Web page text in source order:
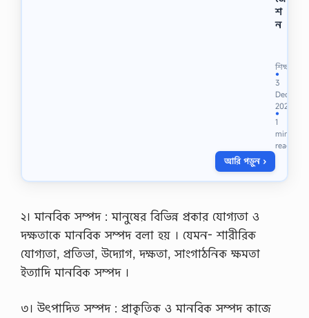
শি
খ
ন
/
বি
ষ
য়
ব
স্তুঃ
…
শ
ন
র্স
২
য়
ব
র্ষে
র
দ
ক্ষি
শিক্ষা
●
3
Dec
2023
●
1
min
read
আরি পড়ুন ›
২। মানবিক সম্পদ : মানুষের বিভিন্ন প্রকার যোগ্যতা ও
দক্ষতাকে মানবিক সম্পদ বলা হয় । যেমন- শারীরিক
যোগ্যতা, প্রতিভা, উদ্যোগ, দক্ষতা, সাংগাঠনিক ক্ষমতা
ইত্যাদি মানবিক সম্পদ ।
৩। উৎপাদিত সম্পদ : প্রাকৃতিক ও মানবিক সম্পদ কাজে